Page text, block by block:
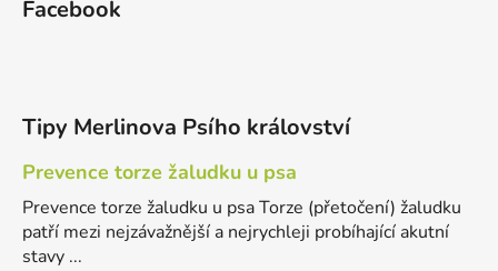
Facebook
Tipy Merlinova Psího království
Prevence torze žaludku u psa
Prevence torze žaludku u psa Torze (přetočení) žaludku
patří mezi nejzávažnější a nejrychleji probíhající akutní
stavy ...